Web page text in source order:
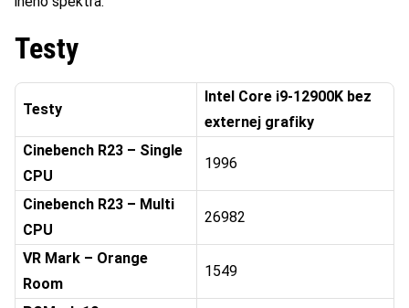
Testy
Testy
Intel Core i9-12900K bez
externej grafiky
Cinebench R23 – Single
CPU
1996
Cinebench R23 – Multi
CPU
26982
VR Mark – Orange
Room
1549